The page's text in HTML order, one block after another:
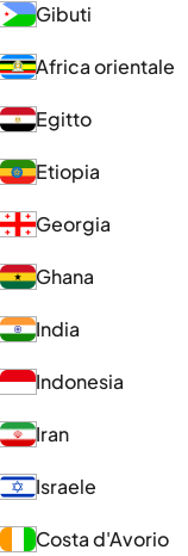
Gibuti
Africa orientale
Egitto
Etiopia
Georgia
Ghana
India
Indonesia
Iran
Israele
Costa d'Avorio